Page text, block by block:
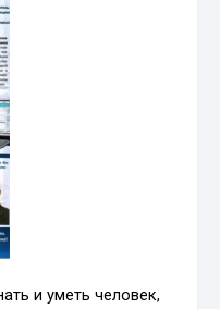
и уметь человек,